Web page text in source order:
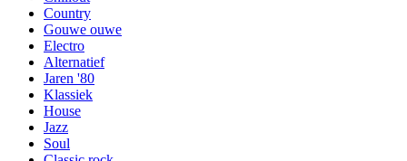
Country
Gouwe ouwe
Electro
Alternatief
Jaren '80
Klassiek
House
Jazz
Soul